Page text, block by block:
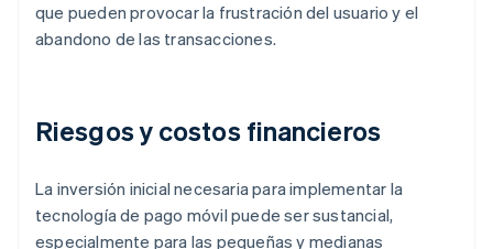
que pueden provocar la frustración del usuario y el
abandono de las transacciones.
Riesgos y costos financieros
La inversión inicial necesaria para implementar la
tecnología de pago móvil puede ser sustancial,
especialmente para las pequeñas y medianas